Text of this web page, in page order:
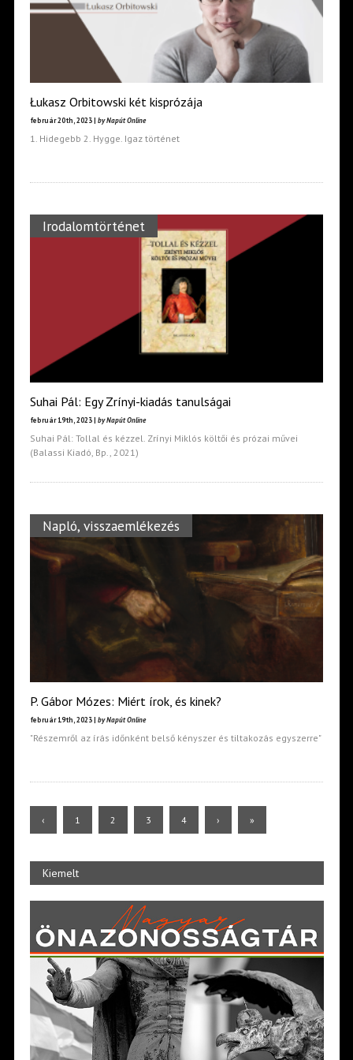
Łukasz Orbitowski két kisprózája
február 20th, 2023 | by Napút Online
1. Hidegebb 2. Hygge. Igaz történet
Irodalomtörténet
Suhai Pál: Egy Zrínyi-kiadás tanulságai
február 19th, 2023 | by Napút Online
Suhai Pál: Tollal és kézzel. Zrínyi Miklós költői és prózai művei
(Balassi Kiadó, Bp., 2021)
Napló, visszaemlékezés
P. Gábor Mózes: Miért írok, és kinek?
február 19th, 2023 | by Napút Online
"Részemről az írás időnként belső kényszer és tiltakozás egyszerre"
‹ 1 2 3 4 › »
Kiemelt